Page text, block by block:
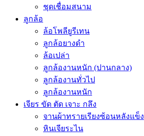
ชุดเชื่อมสนาม
ลูกล้อ
ล้อโพลียูรีเทน
ลูกล้อยางดำ
ล้อเปล่า
ลูกล้องานหนัก (ปานกลาง)
ลูกล้องานทั่วไป
ลูกล้องานหนัก
เจียร ขัด ตัด เจาะ กลึง
จานผ้าทรายเรียงซ้อนหลังแข็ง
หินเจียระไน